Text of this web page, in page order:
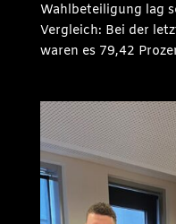
Wahlbeteiligung lag
Vergleich: Bei der
waren es 79,42